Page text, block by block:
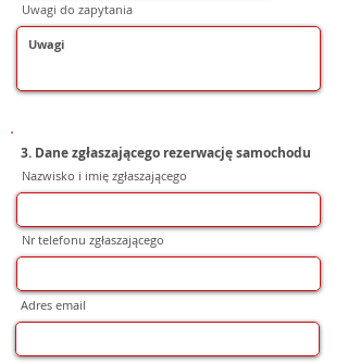
Uwagi do zapytania
3. Dane zgłaszającego rezerwację samochodu
Nazwisko i imię zgłaszającego
Nr telefonu zgłaszającego
Adres email